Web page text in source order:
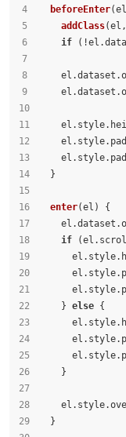
beforeEnter(el
addClass(el,
if (!el.
    el.
dataset .
    el.
dataset .
    el.
style.
    el.
style.
    el.
style.
  }
enter(el ) {
    el.
dataset .
if (el.
      el.
style.
      el.
style.
      el.
style.
    }
else {
      el.
style.
      el.
style.
      el.
style.
    }
    el.
style.
  }